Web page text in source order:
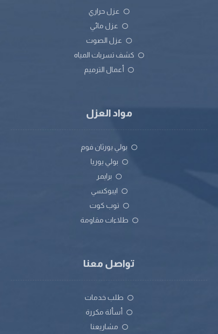
عزل حراري
عزل مائي
عزل الصوت
كشف تسربات المياه
أعمال الترميم
مواد العزل
بولي يورثان فوم
بولي يوريا
برايمر
ايبوكسي
توب كوت
طلاءات مقاومة
تواصل معنا
طلب خدمات
أسألة مكررة
مشاريعنا